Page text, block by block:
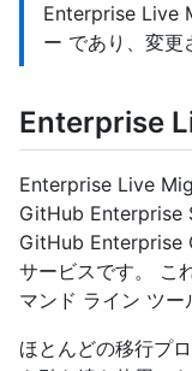
Enterprise Live
ー であり、変更
Enterprise
Enterprise Live
GitHub Enterprise
GitHub Enterprise
サービスです。 こ
マンド ライン ツー
ほとんどの移行プ